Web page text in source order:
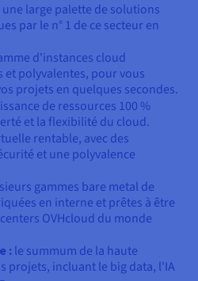
une large palette de solutions
par le n° 1 de ce secteur en
d'instances cloud
et polyvalentes, pour vous
projets en quelques secondes.
de ressources 100 %
et la flexibilité du cloud.
rentable, avec des
et une polyvalence
gammes bare metal de
en interne et prêtes à être
OVHcloud du monde
: le summum de la haute
projets, incluant le big data, l'IA